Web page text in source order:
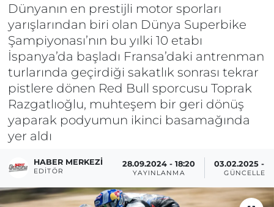
Dünyanın en prestijli motor sporları
yarışlarından biri olan Dünya Superbike
Şampiyonası’nın bu yılki 10 etabı
İspanya’da başladı Fransa’daki antrenman
turlarında geçirdiği sakatlık sonrası tekrar
pistlere dönen Red Bull sporcusu Toprak
Razgatlıoğlu, muhteşem bir geri dönüş
yaparak podyumun ikinci basamağında
yer aldı
HABER MERKEZI
EDITÖR
28.09.2024 - 18:20
YAYINLANMA
03.02.2025 -